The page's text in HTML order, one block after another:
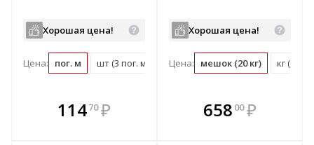
Хорошая цена!
Цена: пог. м шт (3 пог. м)
11470 ₽
В комплекте
всегда выгоднее!
Хорошая цена!
Цена: мешок (20 кг) кг (0.05
В комплекте
всегда выгоднее!
658 00 ₽